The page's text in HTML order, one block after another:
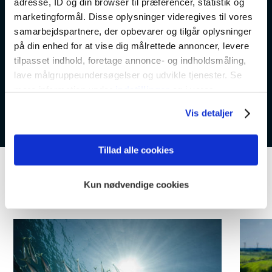
marketingformål. Disse oplysninger videregives til vores
samarbejdspartnere, der opbevarer og tilgår oplysninger
på din enhed for at vise dig målrettede annoncer, levere
tilpasset indhold, foretage annonce- og indholdsmåling,
lave målgruppeundersøgelser og udvikle tjenester. Se
"Cookiedeklaration", eller ved at trykke på "Privacy
annoncer, til at vise dig funktioner til sociale medier og til
at analysere vores trafik. Vi deler også oplysninger om
din brug af vores hjemmeside med vores partnere inden
for sociale medier, annonceringspartnere og
Vis detaljer
Tillad alle cookies
Kun nødvendige cookies
website:
Kontakt os Læs mere Event website
Kommende aktiviteter